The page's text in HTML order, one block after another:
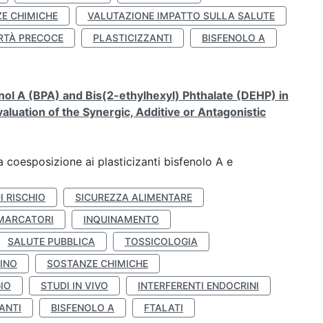
CHIMICHE
VALUTAZIONE IMPATTO SULLA SALUTE
PRECOCE PLASTICIZZANTI
BISFENOLO A
A (BPA) and Bis(2-ethylhexyl) Phthalate (DEHP) in
of the Synergic, Additive or Antagonistic
coesposizione ai plasticizanti bisfenolo A e
RISCHIO
SICUREZZA ALIMENTARE
INQUINAMENTO
SALUTE PUBBLICA
TOSSICOLOGIA
SOSTANZE CHIMICHE
STUDI IN VIVO
INTERFERENTI ENDOCRINI
BISFENOLO A
FTALATI